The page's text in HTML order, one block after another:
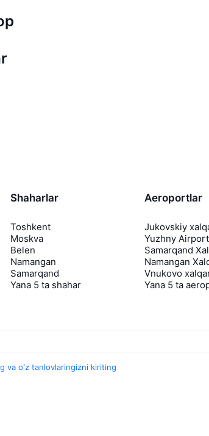
Shaharlar
Toshkent
Moskva
Belen
Namangan
Samarqand
Yana 5 ta shahar
Aeroportlar
Jukovskiy
Yuzhny Airport
Samarqand
Namangan
Vnukovo
Yana 5 ta
va oʻz tanlovlaringizni kiriting